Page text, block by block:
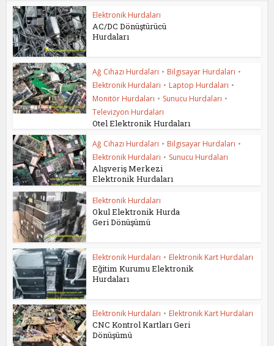
Elektronik Hurdaları
AC/DC Dönüştürücü
Hurdaları
Ağ Cihazı Hurdaları • Bilgisayar Hurdaları •
Elektronik Hurdaları • Laptop Hurdaları •
Monitör Hurdaları • Sunucu Hurdaları •
Televizyon Hurdaları
Otel Elektronik Hurdaları
Ağ Cihazı Hurdaları • Bilgisayar Hurdaları •
Elektronik Hurdaları • Sunucu Hurdaları
Alışveriş Merkezi
Elektronik Hurdaları
Elektronik Hurdaları
Okul Elektronik Hurda
Geri Dönüşümü
Elektronik Hurdaları • Elektronik Kart Hurdaları
Eğitim Kurumu Elektronik
Hurdaları
Elektronik Hurdaları • Elektronik Kart Hurdaları
CNC Kontrol Kartları Geri
Dönüşümü